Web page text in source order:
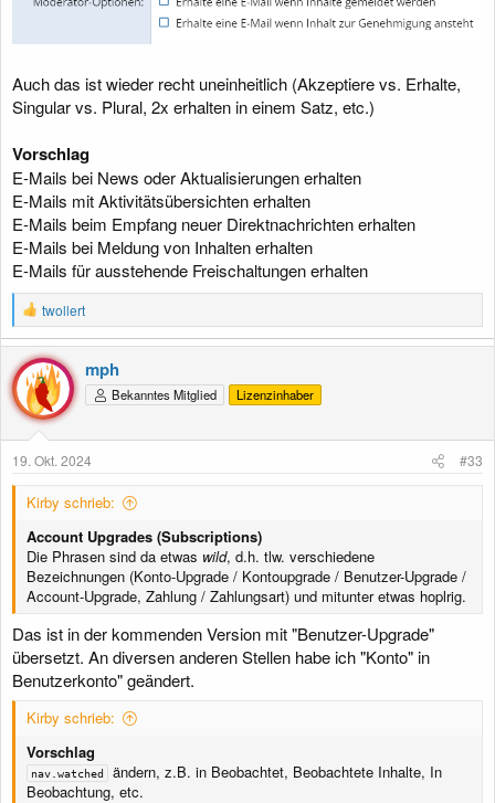
Auch das ist wieder recht uneinheitlich (Akzeptiere vs. Erhalte,
Singular vs. Plural, 2x erhalten in einem Satz, etc.)
Vorschlag
E-Mails bei News oder Aktualisierungen erhalten
E-Mails mit Aktivitätsübersichten erhalten
E-Mails beim Empfang neuer Direktnachrichten erhalten
E-Mails bei Meldung von Inhalten erhalten
E-Mails für ausstehende Freischaltungen erhalten
R
e
a
k
t
o
n
n
twollert
mph
Bekanntes Mitglied Lizenzinhaber
19. Okt. 2024 #33
Kirby schrieb:
Account Upgrades (Subscriptions)
Die Phrasen sind da etwas wild, d.h. tlw. verschiedene
Bezeichnungen (Konto-Upgrade / Kontoupgrade / Benutzer-Upgrade /
Account-Upgrade, Zahlung / Zahlungsart) und mitunter etwas hoplrig.
Das ist in der kommenden Version mit "Benutzer-Upgrade"
übersetzt. An diversen anderen Stellen habe ich "Konto" in
Benutzerkonto" geändert.
Kirby schrieb:
Vorschlag
nav.watched
ändern, z.B. in Beobachtet, Beobachtete Inhalte, In
Beobachtung, etc.